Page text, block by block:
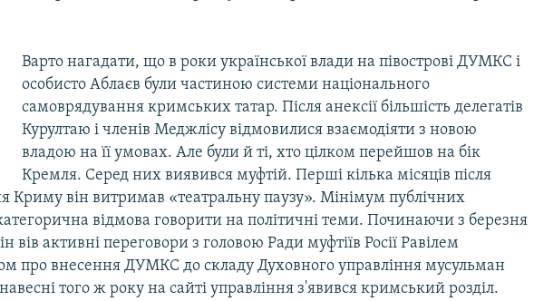
Варто нагадати, що в роки української влади на півострові ДУМКС і
особисто Аблаєв були частиною системи національного
самоврядування кримських татар. Після анексії більшість делегатів
Курултаю і членів Меджлісу відмовилися взаємодіяти з новою
владою на її умовах. Але були й ті, хто цілком перейшов на бік
Кремля. Серед них виявився муфтій. Перші кілька місяців після
Криму він витримав «театральну паузу». Мінімум публічних
відмова говорити на політичні теми. Починаючи з березня
вів активні переговори з головою Ради муфтіїв Росії Равілем
про внесення ДУМКС до складу Духовного управління мусульман
того ж року на сайті управління з'явився кримський розділ.